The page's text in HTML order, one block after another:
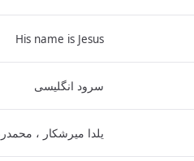
His name is Jesus
سرود انگلیسی
یلدا میرشکار ،